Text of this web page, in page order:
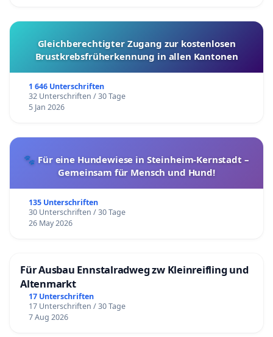
Gleichberechtigter Zugang zur kostenlosen
Brustkrebsfrüherkennung in allen Kantonen
1 646 Unterschriften
32 Unterschriften / 30 Tage
5 Jan 2026
🐾 Für eine Hundewiese in Steinheim-Kernstadt –
Gemeinsam für Mensch und Hund!
135 Unterschriften
30 Unterschriften / 30 Tage
26 May 2026
Für Ausbau Ennstalradweg zw Kleinreifling und
Altenmarkt
17 Unterschriften
17 Unterschriften / 30 Tage
7 Aug 2026